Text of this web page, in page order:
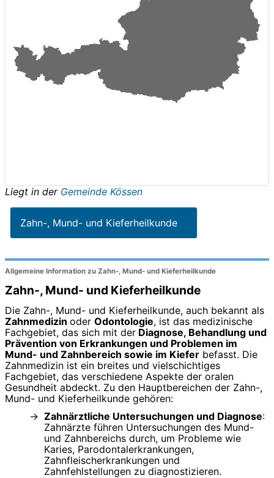
Liegt in der Gemeinde Kössen
Zahn-, Mund- und Kieferheilkunde
Allgemeine Information zu Zahn-, Mund- und Kieferheilkunde
Zahn-, Mund- und Kieferheilkunde
Die Zahn-, Mund- und Kieferheilkunde, auch bekannt als
Zahnmedizin oder Odontologie, ist das medizinische
Fachgebiet, das sich mit der Diagnose, Behandlung und
Prävention von Erkrankungen und Problemen im
Mund- und Zahnbereich sowie im Kiefer befasst. Die
Zahnmedizin ist ein breites und vielschichtiges
Fachgebiet, das verschiedene Aspekte der oralen
Gesundheit abdeckt. Zu den Hauptbereichen der Zahn-,
Mund- und Kieferheilkunde gehören:
Zahnärztliche Untersuchungen und Diagnose:
Zahnärzte führen Untersuchungen des Mund-
und Zahnbereichs durch, um Probleme wie
Karies, Parodontalerkrankungen,
Zahnfleischerkrankungen und
Zahnfehlstellungen zu diagnostizieren.